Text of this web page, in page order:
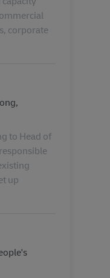
corporate
to Head of
up